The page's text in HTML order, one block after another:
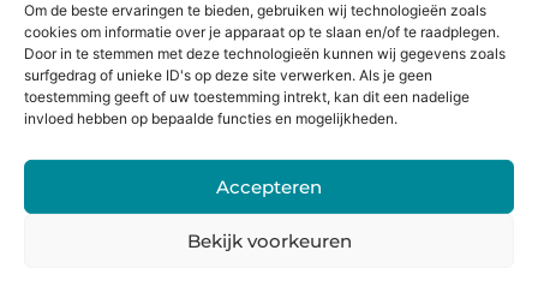
Om de beste ervaringen te bieden, gebruiken wij technologieën zoals
cookies om informatie over je apparaat op te slaan en/of te raadplegen.
Door in te stemmen met deze technologieën kunnen wij gegevens zoals
surfgedrag of unieke ID's op deze site verwerken. Als je geen
toestemming geeft of uw toestemming intrekt, kan dit een nadelige
invloed hebben op bepaalde functies en mogelijkheden.
Accepteren
Bekijk voorkeuren
075 641 5169
info@holysmartphone.nl
Maandag:
11:00 - 18:00
Dinsdag:
09:00 - 18:00
Woensdag:
09:00 - 18:00